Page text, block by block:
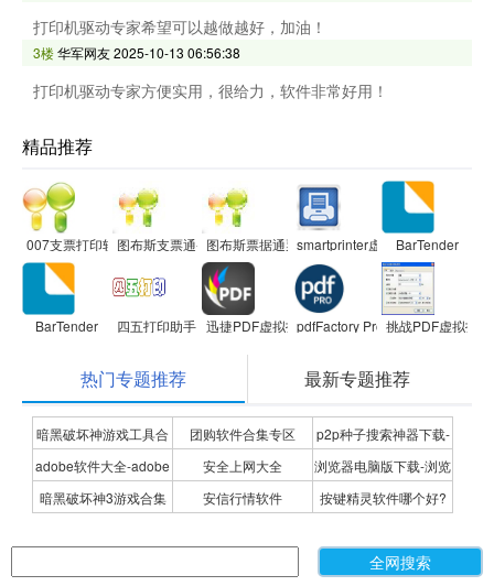
打印机驱动专家希望可以越做越好，加油！
3楼华军网友2025-10-13 06:56:38
打印机驱动专家方便实用，很给力，软件非常好用！
精品推荐
007支票打印软件图布斯支票通-支票打印软件图布斯票据通票据打印软件smartprinter虚拟打印机
BarTender
BarTender 四五打印助手 迅捷PDF虚拟打印机pdfFactory Pro 挑战PDF虚拟打
热门专题推荐 最新专题推荐
暗黑破坏神游戏工具合
集
团购软件合集专区
p2p种子搜索神器下载-
P2P种子搜索神器专题
adobe软件大全-adobe
全系列软件下载-adobe
安全上网大全
浏览器电脑版下载-浏览
器下载合集
暗黑破坏神3游戏合集 安信行情软件
按键精灵软件哪个好?